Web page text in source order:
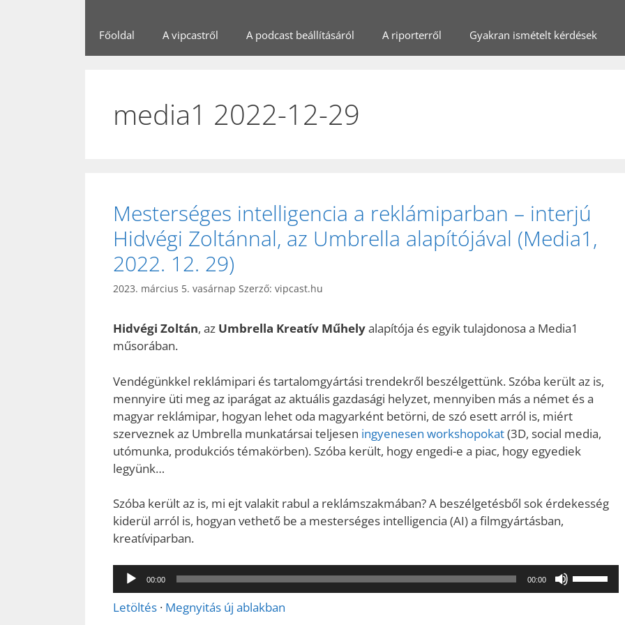
Főoldal A vipcastről A podcast beállításáról A riporterről Gyakran ismételt kérdések
media1 2022-12-29
Mesterséges intelligencia a reklámiparban – interjú
Hidvégi Zoltánnal, az Umbrella alapítójával (Media1,
2022. 12. 29)
2023. március 5. vasárnap Szerző: vipcast.hu
Hidvégi Zoltán, az Umbrella Kreatív Műhelyalapítója és egyik tulajdonosa a Media1
műsorában.
Vendégünkkel reklámipari és tartalomgyártási trendekről beszélgettünk. Szóba került az is,
mennyire üti meg az iparágat az aktuális gazdasági helyzet, mennyiben más a német és a
magyar reklámipar, hogyan lehet oda magyarként betörni, de szó esett arról is, miért
szerveznek az Umbrella munkatársai teljesen ingyenesen workshopokat(3D, social media,
utómunka, produkciós témakörben). Szóba került, hogy engedi-e a piac, hogy egyediek
legyünk…
Szóba került az is, mi ejt valakit rabul a reklámszakmában? A beszélgetésből sok érdekesség
kiderül arról is, hogyan vethető be a mesterséges intelligencia (AI) a filmgyártásban,
kreatíviparban.
Audió
lejátszó
00:00 00:00
hangerő
Letöltés · Megnyitás új ablakban